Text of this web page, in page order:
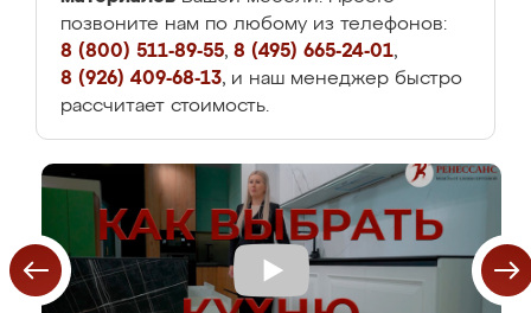
позвоните нам по любому из телефонов:
8 (800) 511-89-55, 8 (495) 665-24-01,
8 (926) 409-68-13, и наш менеджер быстро
рассчитает стоимость.